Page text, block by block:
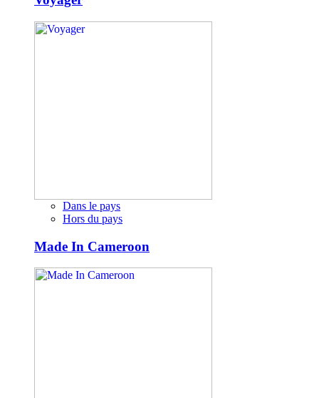
Dans le pays
Hors du pays
Made In Cameroon